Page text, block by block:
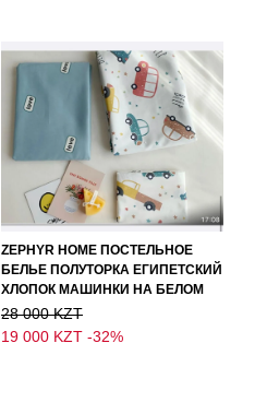
ZEPHYR HOME ПОСТЕЛЬНОЕ
БЕЛЬЕ ПОЛУТОРКА ЕГИПЕТСКИЙ
ХЛОПОК МАШИНКИ НА БЕЛОМ
28 000 KZT
19 000 KZT -32%